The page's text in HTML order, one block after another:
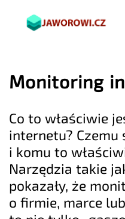
Monitoring
Co to właściwie
internetu? Czemu
i komu to
Narzędzia takie
pokazały, że
o firmie, marce